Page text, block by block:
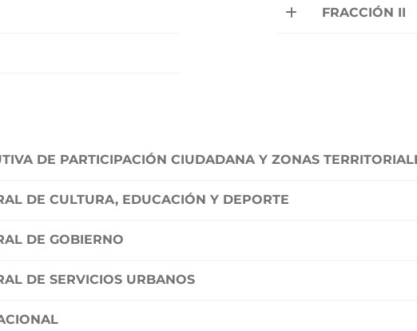
FRACCIÓN II
DE PARTICIPACIÓN CIUDADANA Y ZONAS
DE CULTURA, EDUCACIÓN Y DEPORTE
DE GOBIERNO
DE SERVICIOS URBANOS